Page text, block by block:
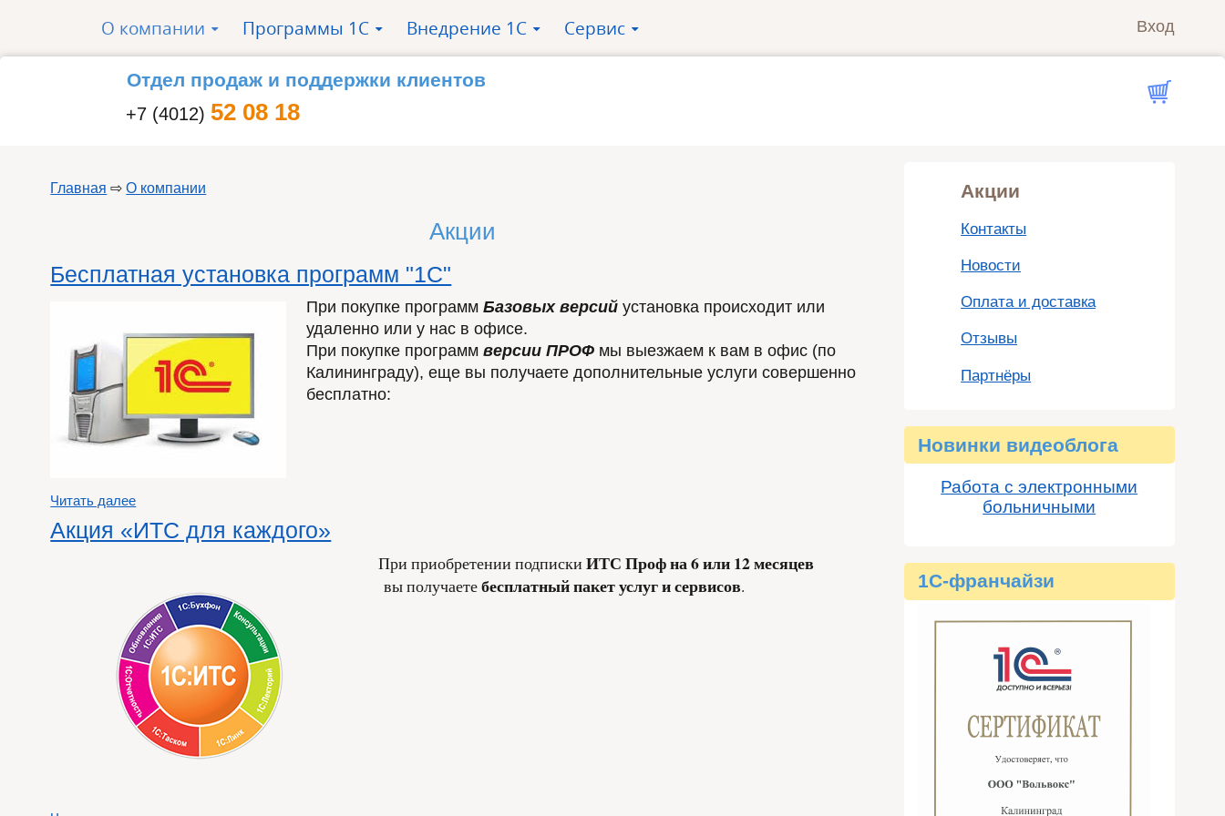
О компании Программы 1С Внедрение 1С Сервис Вход
Отдел продаж и поддержки клиентов
+7 (4012) 52 08 18
Вы здесь
Главная ⇨О компании
Акции
Бесплатная установка программ "1С"
При покупке программБазовых версий установка происходит или
удаленно или у нас в офисе.
При покупке программверсии ПРОФ мы выезжаем к вам в офис (по
Калининграду), еще вы получаете дополнительные услуги совершенно
бесплатно:
Читать далее
Акция «ИТС для каждого»
При приобретении подпискиИТС Проф на 6 или 12 месяцев
вы получаетебесплатный пакет услуг и сервисов.
Акции
Контакты
Новости
Оплата и доставка
Отзывы
Партнёры
Новинки видеоблога
Работа с электронными
больничными
1C-франчайзи